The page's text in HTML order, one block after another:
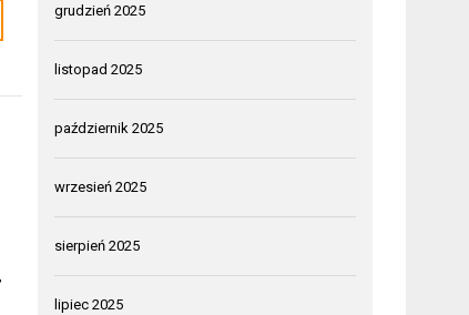
grudzień 2025
listopad 2025
październik 2025
wrzesień 2025
sierpień 2025
lipiec 2025